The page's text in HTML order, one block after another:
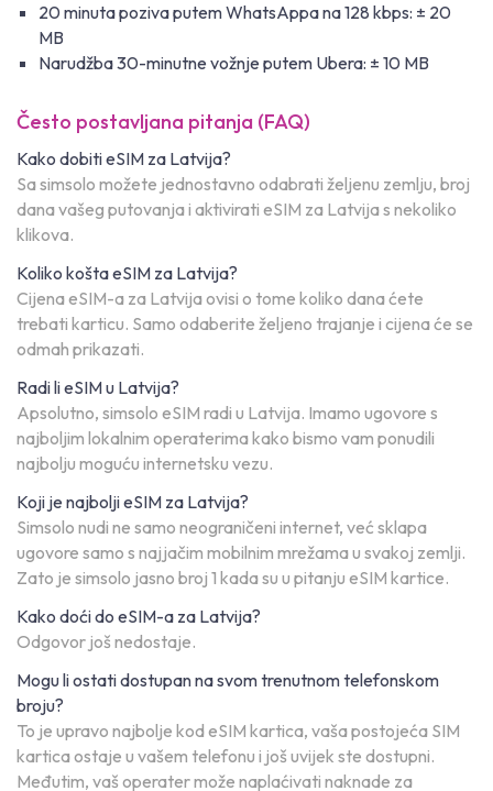
20 minuta poziva putem WhatsAppa na 128 kbps: ± 20
MB
Narudžba 30-minutne vožnje putem Ubera: ± 10 MB
Često postavljana pitanja (FAQ)
Kako dobiti eSIM za Latvija?
Sa simsolo možete jednostavno odabrati željenu zemlju, broj
dana vašeg putovanja i aktivirati eSIM za Latvija s nekoliko
klikova.
Koliko košta eSIM za Latvija?
Cijena eSIM-a za Latvija ovisi o tome koliko dana ćete
trebati karticu. Samo odaberite željeno trajanje i cijena će se
odmah prikazati.
Radi li eSIM u Latvija?
Apsolutno, simsolo eSIM radi u Latvija. Imamo ugovore s
najboljim lokalnim operaterima kako bismo vam ponudili
najbolju moguću internetsku vezu.
Koji je najbolji eSIM za Latvija?
Simsolo nudi ne samo neograničeni internet, već sklapa
ugovore samo s najjačim mobilnim mrežama u svakoj zemlji.
Zato je simsolo jasno broj 1 kada su u pitanju eSIM kartice.
Kako doći do eSIM-a za Latvija?
Odgovor još nedostaje.
Mogu li ostati dostupan na svom trenutnom telefonskom
broju?
To je upravo najbolje kod eSIM kartica, vaša postojeća SIM
kartica ostaje u vašem telefonu i još uvijek ste dostupni.
Međutim, vaš operater može naplaćivati naknade za